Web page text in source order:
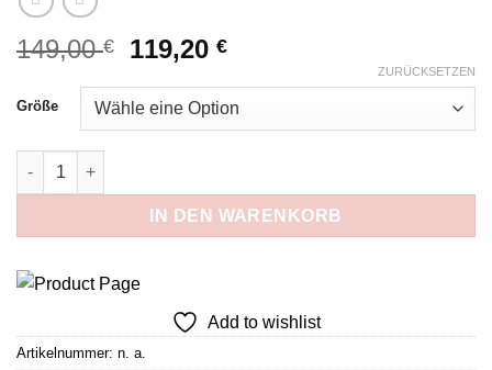
149,00€
Ursprünglicher
war:
149,00 €
119,20€Aktueller
ist:
119,20 €.
Größe
ZURÜCKSETZEN
DG Schwarz 4 cm Menge
IN DEN WARENKORB
Add to wishlist
Artikelnummer: n. a.